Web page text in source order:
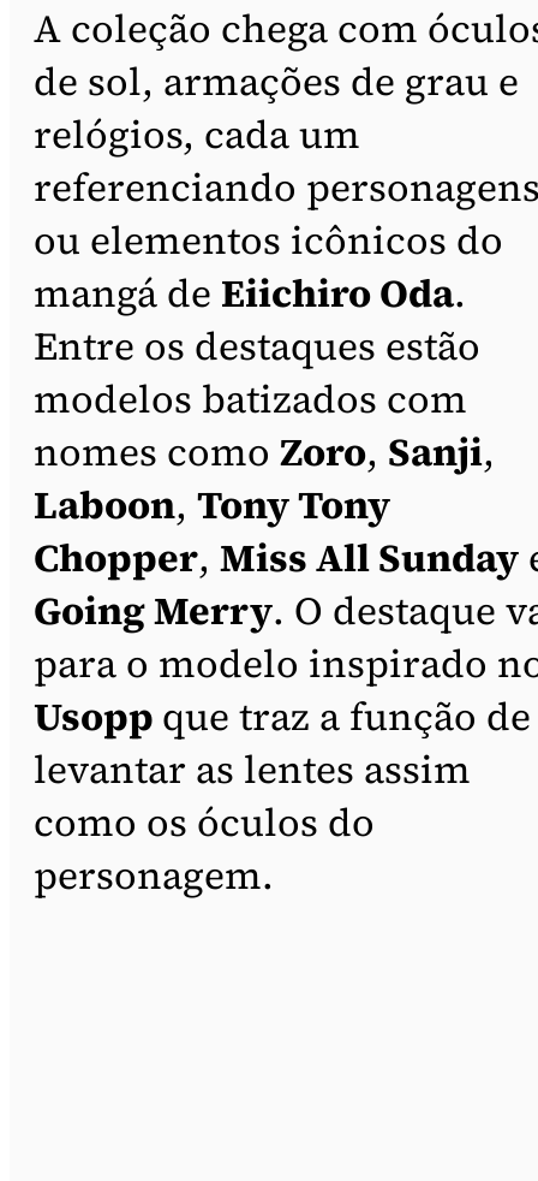
A coleção chega com
de sol, armações de grau e
relógios, cada um
referenciando
ou elementos icônicos do
mangá de Eiichiro Oda.
Entre os destaques estão
modelos batizados com
nomes como Zoro, Sanji,
Laboon, Tony Tony
Chopper, Miss All Sunday
Going Merry. O destaque
para o modelo inspirado
Usopp que traz a função de
levantar as lentes assim
como os óculos do
personagem.